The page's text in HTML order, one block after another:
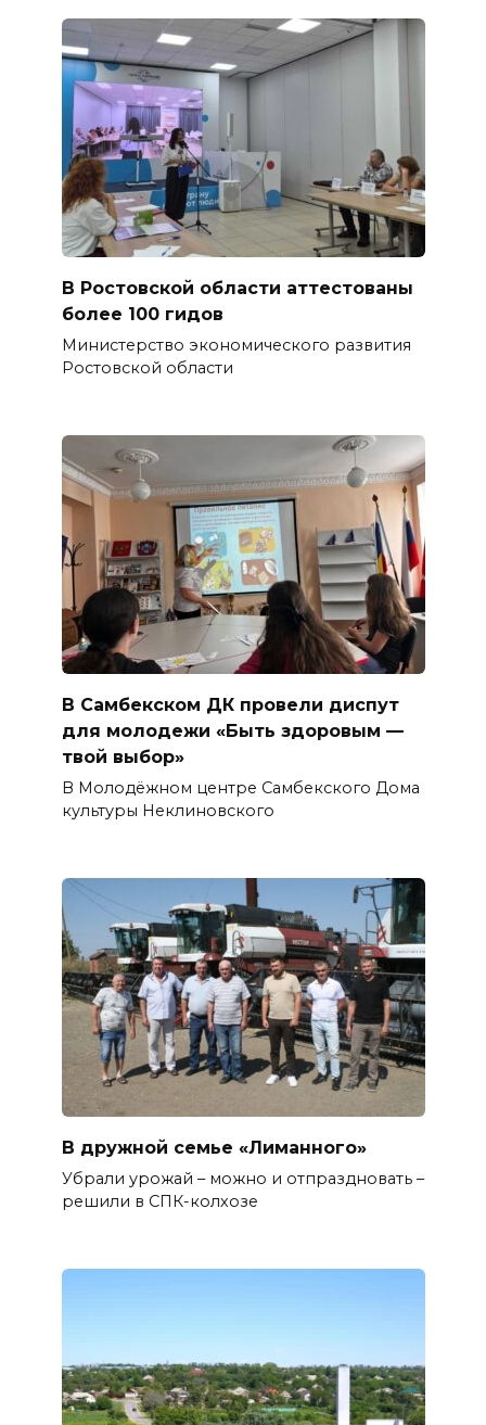
В Ростовской области аттестованы
более 100 гидов
Министерство экономического развития
Ростовской области
В Самбекском ДК провели диспут
для молодежи «Быть здоровым —
твой выбор»
В Молодёжном центре Самбекского Дома
культуры Неклиновского
В дружной семье «Лиманного»
Убрали урожай – можно и отпраздновать –
решили в СПК-колхозе